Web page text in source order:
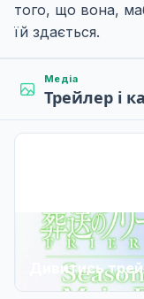
того, що вона,
їй здається.
Медіа
Трейлер і
Дивитись